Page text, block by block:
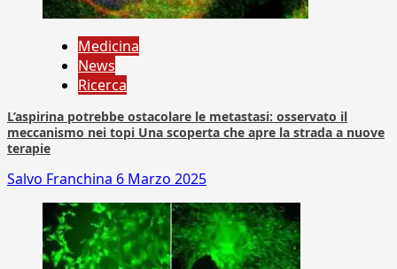
Medicina
News
Ricerca
L’aspirina potrebbe ostacolare le metastasi: osservato il
meccanismo nei topi Una scoperta che apre la strada a nuove
terapie
Salvo Franchina 6 Marzo 2025